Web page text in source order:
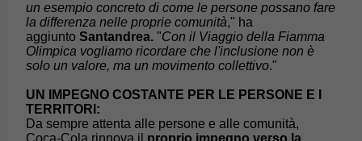
un esempio concreto di come le persone possano fare
la differenza nelle proprie comunità," ha
aggiunto Santandrea. "Con il Viaggio della Fiamma
Olimpica vogliamo ricordare che l'inclusione non è
solo un valore, ma un movimento collettivo."
UN IMPEGNO COSTANTE PER LE PERSONE E I
TERRITORI:
Da sempre attenta alle persone e alle comunità,